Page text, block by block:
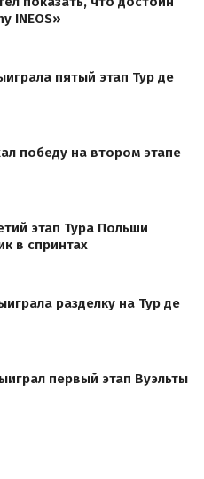
INEOS»
пятый этап Тур де
победу на втором этапе
этап Тура Польши
в спринтах
разделку на Тур де
первый этап Вуэльты